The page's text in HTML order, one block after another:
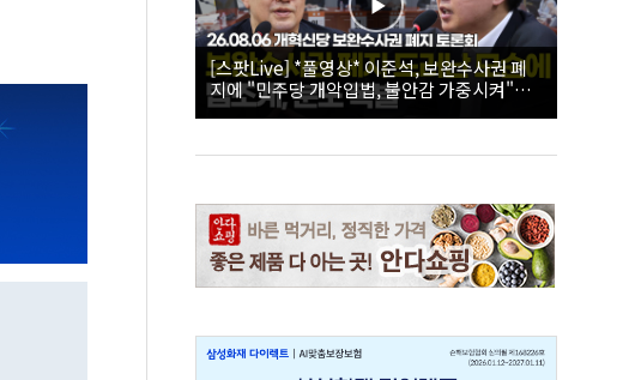
[스팟Live] *풀영상* 이준석, 보완수사권 폐
지에 "민주당 개악입법, 불안감 가중시켜"｜
26.08.06 개혁신당 보완수사권 폐지 토론회